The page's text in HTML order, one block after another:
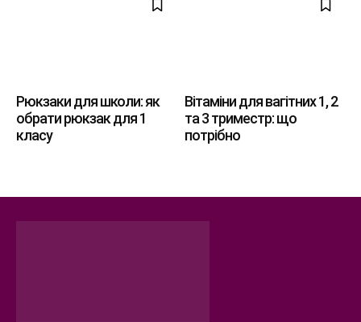
Рюкзаки для школи: як
обрати рюкзак для 1
класу
Вітаміни для вагітних 1, 2
та 3 триместр: що
потрібно